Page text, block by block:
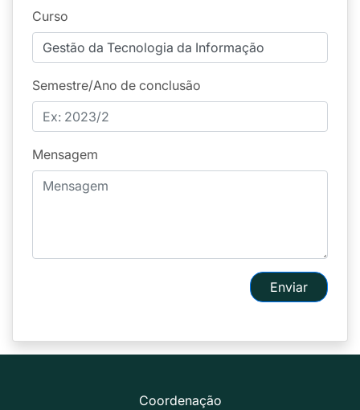
Curso
Semestre/Ano de conclusão
Mensagem
Enviar
Coordenação